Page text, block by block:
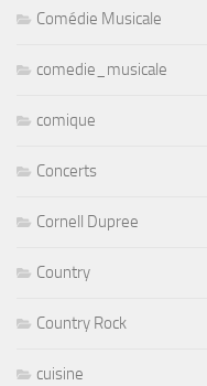
Comédie Musicale
comedie_musicale
comique
Concerts
Cornell Dupree
Country
Country Rock
cuisine